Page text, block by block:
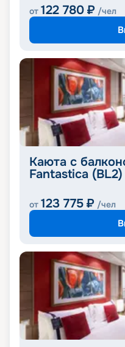
от 122 780 ₽ /чел
Каюта с
Fantastica (BL2)
от 123 775 ₽ /чел